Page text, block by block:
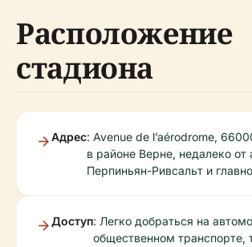
Расположение
стадиона
Адрес: Avenue de l’aérodrome,
в районе Верне, недалеко от
Перпиньян-Ривсальт и
Доступ: Легко добраться на
общественном транспорте,